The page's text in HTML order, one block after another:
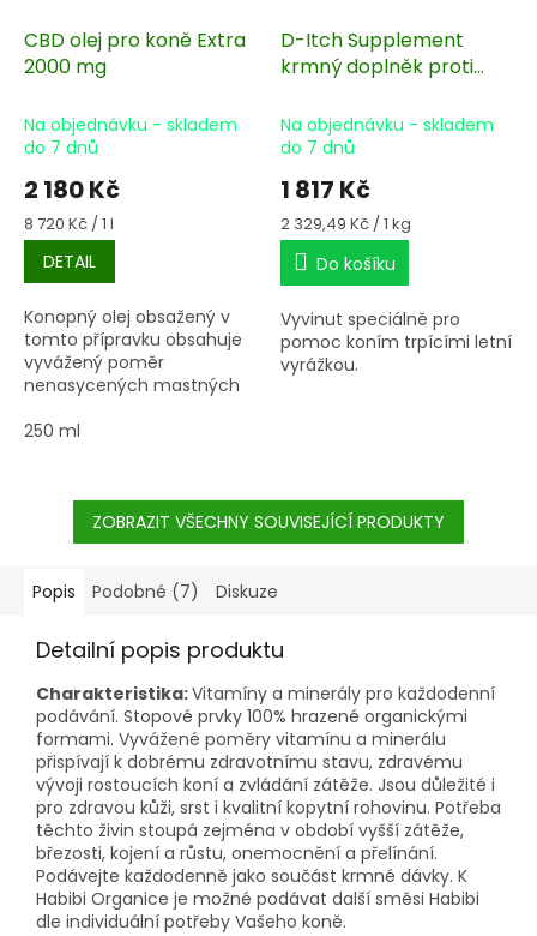
CBD olej pro koně Extra
2000 mg
Na objednávku - skladem
do 7 dnů
2 180 Kč
Měrná
cena:
8 720 Kč / 1 l
DETAIL
Konopný olej obsažený v
tomto přípravku obsahuje
vyvážený poměr
nenasycených mastných
velmi důležité.
250 ml
D-Itch Supplement
krmný doplněk proti
pro muchaře, balení
780 g
Na objednávku - skladem
do 7 dnů
1 817 Kč
Měrná
cena:
2 329,49 Kč / 1 kg
Do košíku
Vyvinut speciálně pro
pomoc koním trpícími letní
vyrážkou.
ZOBRAZIT VŠECHNY SOUVISEJÍCÍ PRODUKTY
Popis Podobné (7) Diskuze
Detailní popis produktu
Charakteristika:Vitamíny a minerály pro každodenní
podávání. Stopové prvky 100% hrazené organickými
formami. Vyvážené poměry vitamínu a minerálu
přispívají k dobrému zdravotnímu stavu, zdravému
vývoji rostoucích koní a zvládání zátěže. Jsou důležité i
pro zdravou kůži, srst i kvalitní kopytní rohovinu. Potřeba
těchto živin stoupá zejména v období vyšší zátěže,
březosti, kojení a růstu, onemocnění a přelínání.
Podávejte každodenně jako součást krmné dávky. K
Habibi Organice je možné podávat další směsi Habibi
dle individuální potřeby Vašeho koně.